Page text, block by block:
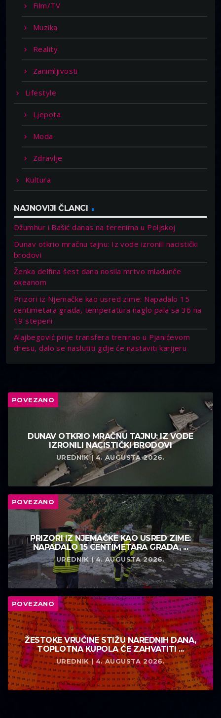
Film/TV
Muzika
Reality
Zanimljivosti
Lifestyle
Ljepota
Moda
Zdravlje
Kultura
NAJNOVIJI ČLANCI
Džumhur i Bašić danas na terenima u Poljskoj
Dunav otkrio mračnu tajnu: Iz vode izronili nacistički
brodovi
Ženka delfina šest dana nosila mrtvo mladunče
okeanom
Prizori iz Njemačke kao usred zime: Napadalo 15
centimetara grada, temperatura naglo pala sa 36 na
19 stepeni
Alajbegović prije transfera trenirao u Pjanićevom
dresu, dalo se naslutiti gdje će nastaviti karijeru
POVEZANO
DUNAV OTKRIO MRAČNU TAJNU: IZ VODE
IZRONILI NACISTIČKI BRODOVI
UREDNIK | 4. AUGUSTA 2026.
POVEZANO
PRIZORI IZ NJEMAČKE KAO USRED ZIME:
NAPADALO 15 CENTIMETARA GRADA, ...
UREDNIK | 4. AUGUSTA 2026.
POVEZANO
ŽESTOKE VRUĆINE STIŽU NAREDNIH DANA,
TOPLOTNA KUPOLA ĆE ZAHVATITI ...
UREDNIK | 4. AUGUSTA 2026.